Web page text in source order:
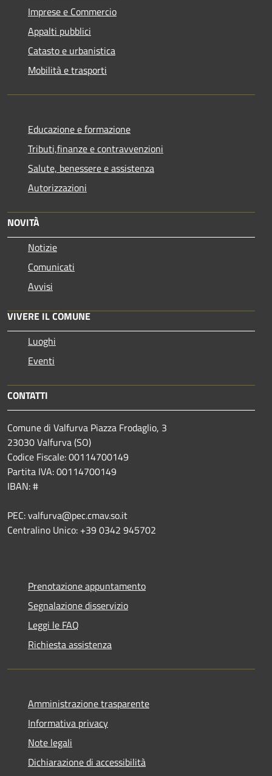
Imprese e Commercio
Appalti pubblici
Catasto e urbanistica
Mobilità e trasporti
Educazione e formazione
Tributi,finanze e contravvenzioni
Salute, benessere e assistenza
Autorizzazioni
NOVITÀ
Notizie
Comunicati
Avvisi
VIVERE IL COMUNE
Luoghi
Eventi
CONTATTI
Comune di Valfurva Piazza Frodaglio, 3
23030 Valfurva (SO)
Codice Fiscale: 00114700149
Partita IVA: 00114700149
IBAN: #
PEC: valfurva@pec.cmav.so.it
Centralino Unico: +39 0342 945702
Prenotazione appuntamento
Segnalazione disservizio
Leggi le FAQ
Richiesta assistenza
Amministrazione trasparente
Informativa privacy
Note legali
Dichiarazione di accessibilità